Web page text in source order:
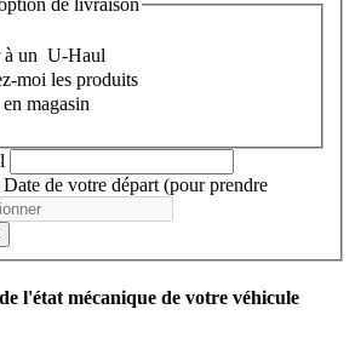
de livraison
à un U-Haul
moi les produits
magasin
Date de votre départ (pour prendre
l'état mécanique de votre véhicule